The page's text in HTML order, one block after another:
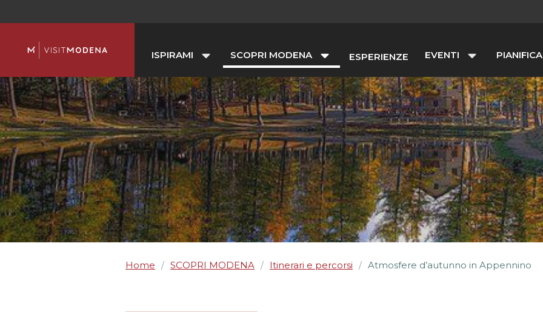
ISPIRAMI SCOPRI MODENA ESPERIENZE EVENTI
Home / SCOPRI MODENA / Itinerari e percorsi / Atmosfere d’autunno in Appennino